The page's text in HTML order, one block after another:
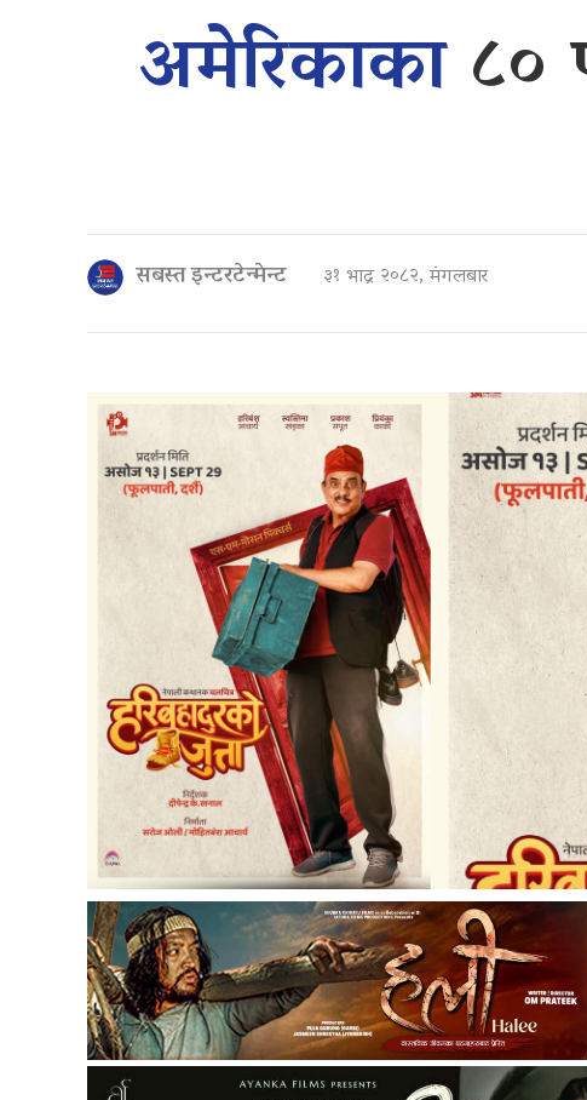
अमेरिकाका८०
सबस्त इन्टरटेन्मेन्ट ३१ भाद्र २०८२, मंगलबार